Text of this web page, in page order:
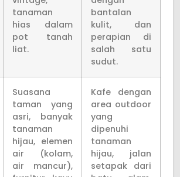
tanaman
hias dalam
pot tanah
liat.
bantalan
kulit, dan
perapian di
salah satu
sudut.
Suasana
taman yang
asri, banyak
tanaman
hijau, elemen
air (kolam,
air mancur),
Kafe dengan
area outdoor
yang
dipenuhi
tanaman
hijau, jalan
setapak dari